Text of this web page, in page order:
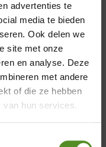
advertenties te
media te bieden
Ook delen we
site met onze
en analyse. Deze
met andere
of die ze hebben
van hun services.
×